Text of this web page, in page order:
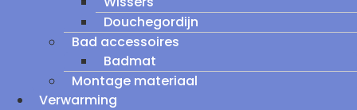
Douchegordijn
Bad accessoires
Badmat
Montage materiaal
Verwarming